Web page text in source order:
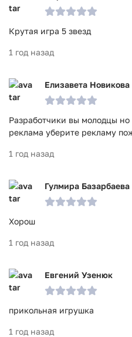
Крутая игра 5 звезд
1 год назад
Елизавета Новикова
Разработчики вы молодцы
реклама уберите рекламу
1 год назад
Гулмира Базарбаева
Хорош
1 год назад
Евгений Узенюк
прикольная игрушка
1 год назад